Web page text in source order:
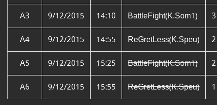
A3
9/12/2015 14:10 BattleFight(K.Som1)
3
A4
9/12/2015 14:55 ReGretLess(K.Speu)
2
A5
9/12/2015 15:25 BattleFight(K.Som1)
2
A6
9/12/2015 15:55 ReGretLess(K.Speu)
1